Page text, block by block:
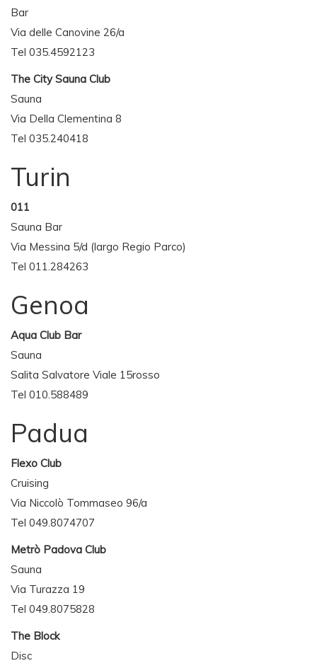
Bar
Via delle Canovine 26/a
Tel 035.4592123
The City Sauna Club
Sauna
Via Della Clementina 8
Tel 035.240418
Turin
011
Sauna Bar
Via Messina 5/d (largo Regio Parco)
Tel 011.284263
Genoa
Aqua Club Bar
Sauna
Salita Salvatore Viale 15rosso
Tel 010.588489
Padua
Flexo Club
Cruising
Via Niccolò Tommaseo 96/a
Tel 049.8074707
Metrò Padova Club
Sauna
Via Turazza 19
Tel 049.8075828
The Block
Disc